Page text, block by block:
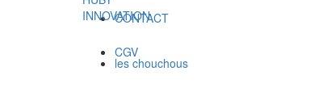
CONTACT
CGV
les chouchous